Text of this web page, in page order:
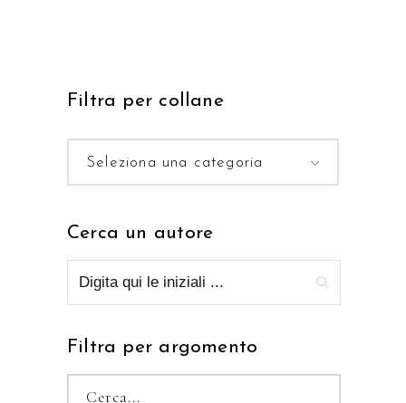
Filtra per collane
Seleziona una categoria
Cerca un autore
Filtra per argomento